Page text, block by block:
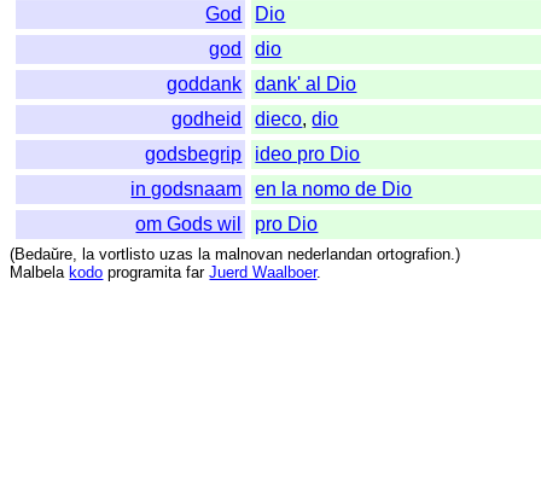
God
Dio
god
dio
goddank
dank' al Dio
godheid
dieco,dio
godsbegrip
ideo pro Dio
in godsnaam
en la nomo de Dio
om Gods wil
pro Dio
(Bedaŭre, la vortlisto uzas la malnovan nederlandan ortografion.)
Malbela kodo programita far Juerd Waalboer.